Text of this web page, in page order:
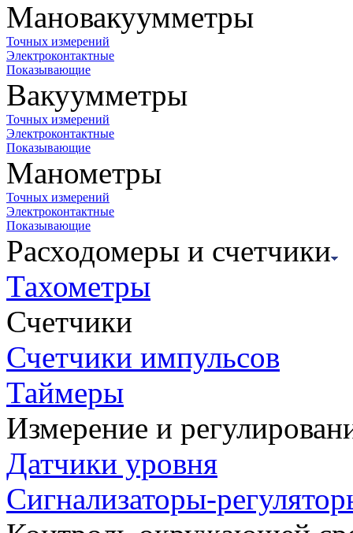
Мановакуумметры
Точных измерений
Электроконтактные
Показывающие
Вакуумметры
Точных измерений
Электроконтактные
Показывающие
Манометры
Точных измерений
Электроконтактные
Показывающие
Расходомеры и счетчики
Тахометры
Счетчики
Счетчики импульсов
Таймеры
Измерение и
Датчики уровня
Сигнализаторы-